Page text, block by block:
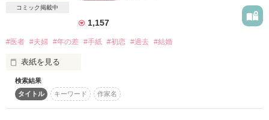
「こっちの台詞なんだけど。そっちこそ誰？」
海外までシェアを広げる伊月グループの御曹司だという。
にわかに信じがたいのは、
出逢い方が出逢い方だったからなのか。
それとも毎日のように顔を見せる伊月から
コミック掲載中
1,157
#医者 #夫婦 #年の差 #手紙 #初恋 #過去 #結婚
表紙を見る
過去のある出来事から、極度の話下手な私
腕がよく信頼度も高い、多忙なお医者様の彼
検索結果
タイトル
キーワード 作家名